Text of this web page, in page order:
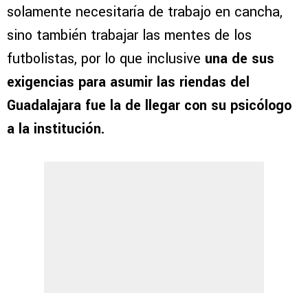
solamente necesitaría de trabajo en cancha,
sino también trabajar las mentes de los
futbolistas, por lo que inclusive una de sus
exigencias para asumir las riendas del
Guadalajara fue la de llegar con su psicólogo
a la institución.